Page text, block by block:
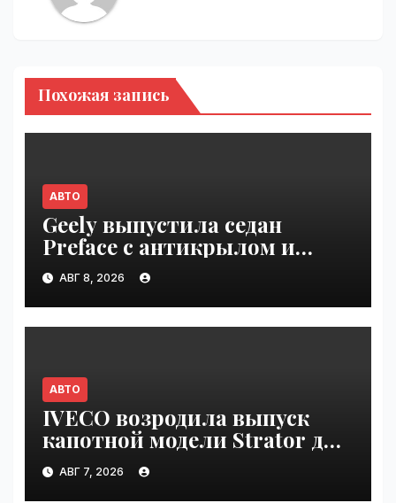
Похожая запись
АВТО
Geely выпустила седан
Preface с антикрылом и
красными суппортами |
VseTime.ru
АВГ 8, 2026
АВТО
IVECO возродила выпуск
капотной модели Strator для
Европы | VseTime.ru
АВГ 7, 2026